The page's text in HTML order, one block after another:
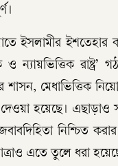
ইসলামীর
ও ন্যায়ভিত্তিক রাষ্ট্র’
মেধাভিত্তিক
হয়েছে। এছাড়াও
নিশ্চিত
এতে তুলে ধরা